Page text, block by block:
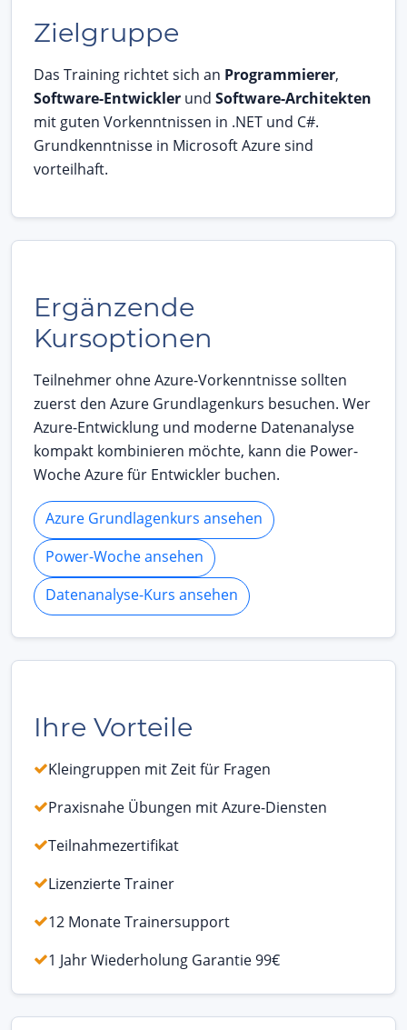
Zielgruppe
Das Training richtet sich an Programmierer,
Software-Entwickler und Software-Architekten
mit guten Vorkenntnissen in .NET und C#.
Grundkenntnisse in Microsoft Azure sind
vorteilhaft.
Ergänzende
Kursoptionen
Teilnehmer ohne Azure-Vorkenntnisse sollten
zuerst den Azure Grundlagenkurs besuchen. Wer
Azure-Entwicklung und moderne Datenanalyse
kompakt kombinieren möchte, kann die Power-
Woche Azure für Entwickler buchen.
Azure Grundlagenkurs ansehen
Power-Woche ansehen
Datenanalyse-Kurs ansehen
Ihre Vorteile
Kleingruppen mit Zeit für Fragen
Praxisnahe Übungen mit Azure-Diensten
Teilnahmezertifikat
Lizenzierte Trainer
12 Monate Trainersupport
1 Jahr Wiederholung Garantie 99€